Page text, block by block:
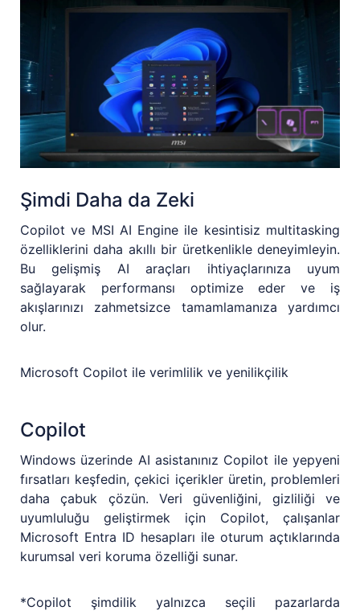
Şimdi Daha da Zeki
Copilot ve MSI AI Engine ile kesintisiz multitasking
özelliklerini daha akıllı bir üretkenlikle deneyimleyin.
Bu gelişmiş AI araçları ihtiyaçlarınıza uyum
sağlayarak performansı optimize eder ve iş
akışlarınızı zahmetsizce tamamlamanıza yardımcı
olur.
Microsoft Copilot ile verimlilik ve yenilikçilik
Copilot
Windows üzerinde AI asistanınız Copilot ile yepyeni
fırsatları keşfedin, çekici içerikler üretin, problemleri
daha çabuk çözün. Veri güvenliğini, gizliliği ve
uyumluluğu geliştirmek için Copilot, çalışanlar
Microsoft Entra ID hesapları ile oturum açtıklarında
kurumsal veri koruma özelliği sunar.
*Copilot şimdilik yalnızca seçili pazarlarda